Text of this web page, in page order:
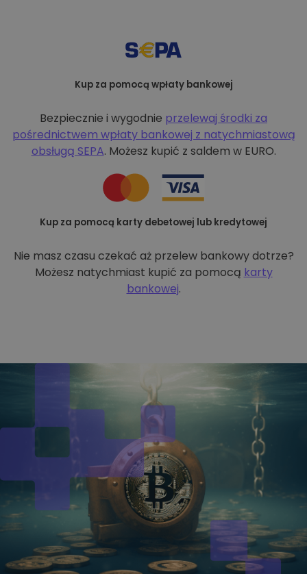
Kup za pomocą wpłaty bankowej
Bezpiecznie i wygodnie przelewaj środki za
pośrednictwem wpłaty bankowej z natychmiastową
obsługą SEPA. Możesz kupić z saldem w EURO.
Kup za pomocą karty debetowej lub kredytowej
Nie masz czasu czekać aż przelew bankowy dotrze?
Możesz natychmiast kupić za pomocą karty
bankowej.